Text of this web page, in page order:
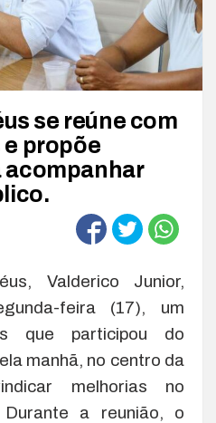
se reúne com
propõe
acompanhar
Valderico Junior,
feira (17), um
que participou do
manhã, no centro da
melhorias no
Durante a reunião, o